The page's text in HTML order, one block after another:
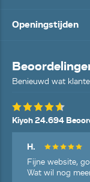
Openingstijden
Benieuwd wat
Kiyoh 24.694
H.
Fijne website,
Wat wil nog